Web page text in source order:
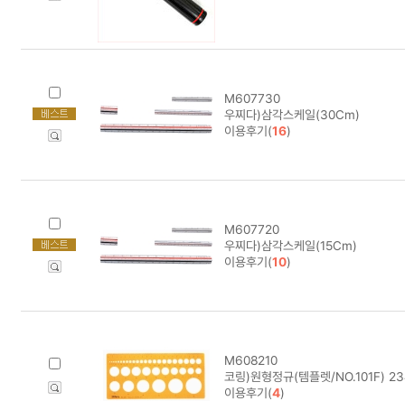
M607730
우찌다)삼각스케일(30Cm)
이용후기(16)
M607720
우찌다)삼각스케일(15Cm)
이용후기(10)
M608210
코링)원형정규(템플렛/NO.101F)
이용후기(4)